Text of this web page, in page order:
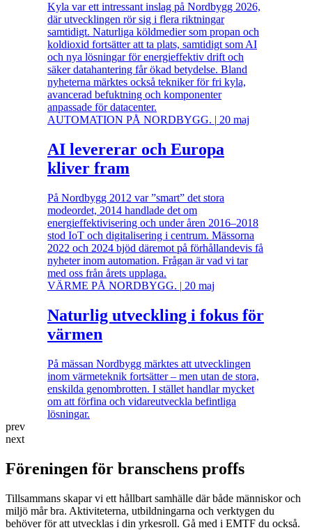
Kyla var ett intressant inslag på Nordbygg 2026,
där utvecklingen rör sig i flera riktningar
samtidigt. Naturliga köldmedier som propan och
koldioxid fortsätter att ta plats, samtidigt som AI
och nya lösningar för energieffektiv drift och
säker datahantering får ökad betydelse. Bland
nyheterna märktes också tekniker för fri kyla,
avancerad befuktning och komponenter
anpassade för datacenter.
AUTOMATION PÅ NORDBYGG. | 20 maj
AI levererar och Europa
kliver fram
På Nordbygg 2012 var ”smart” det stora
modeordet, 2014 handlade det om
energieffektivisering och under åren 2016–2018
stod IoT och digitalisering i centrum. Mässorna
2022 och 2024 bjöd däremot på förhållandevis få
nyheter inom automation. Frågan är vad vi tar
med oss från årets upplaga.
VÄRME PÅ NORDBYGG. | 20 maj
Naturlig utveckling i fokus för
värmen
På mässan Nordbygg märktes att utvecklingen
inom värmeteknik fortsätter – men utan de stora,
enskilda genombrotten. I stället handlar mycket
om att förfina och vidareutveckla befintliga
lösningar.
prev
next
Föreningen för branschens proffs
Tillsammans skapar vi ett hållbart samhälle där både människor och
miljö mår bra. Aktiviteterna, utbildningarna och verktygen du
behöver för att utvecklas i din yrkesroll. Gå med i EMTF du också.